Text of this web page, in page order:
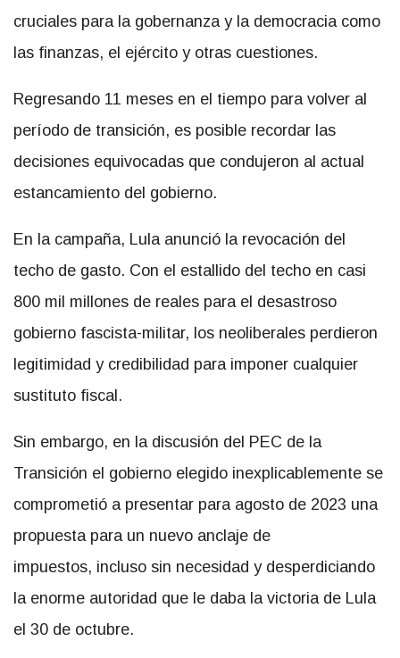
cruciales para la gobernanza y la democracia como
las finanzas, el ejército y otras cuestiones.
Regresando 11 meses en el tiempo para volver al
período de transición, es posible recordar las
decisiones equivocadas que condujeron al actual
estancamiento del gobierno.
En la campaña, Lula anunció la revocación del
techo de gasto. Con el estallido del techo en casi
800 mil millones de reales para el desastroso
gobierno fascista-militar, los neoliberales perdieron
legitimidad y credibilidad para imponer cualquier
sustituto fiscal.
Sin embargo, en la discusión del PEC de la
Transición el gobierno elegido inexplicablemente se
comprometió a presentar para agosto de 2023 una
propuesta para un nuevo anclaje de
impuestos, incluso sin necesidad y desperdiciando
la enorme autoridad que le daba la victoria de Lula
el 30 de octubre.